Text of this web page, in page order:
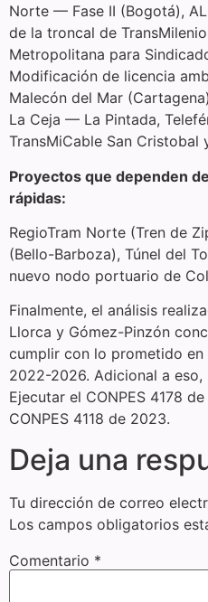
Norte — Fase II (Bogotá),
de la troncal de
Metropolitana para
Modificación de licencia
Malecón del Mar
La Ceja — La Pintada,
TransMiCable San Cristobal
Proyectos que dependen
rápidas:
RegioTram Norte (Tren de
(Bello-Barboza), Túnel del
nuevo nodo portuario de
Finalmente, el análisis
Llorca y Gómez-Pinzón
cumplir con lo prometido en
2022-2026. Adicional a
Ejecutar el CONPES 4178
CONPES 4118 de 2023.
Deja una
Tu dirección de correo
Los campos obligatorios
Comentario *